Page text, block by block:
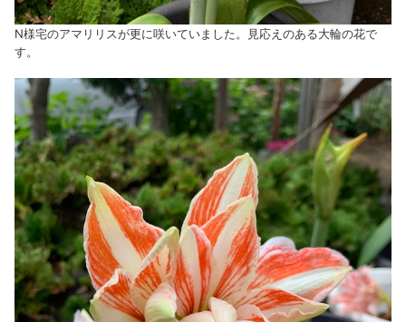
N様宅のアマリリスが更に咲いていました。見応えのある大輪の花で
す。